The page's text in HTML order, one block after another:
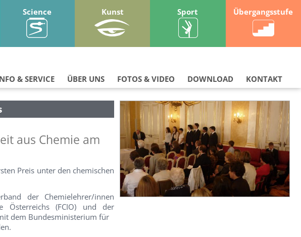
Science Kunst Sport Übergangsstufe
KONTAKT
DOWNLOAD
FOTOS & VIDEO
ÜBER UNS
& SERVICE
aus Chemie am
Preis unter den chemischen
der Chemielehrer/innen
Österreichs (FCIO) und der
dem Bundesministerium für